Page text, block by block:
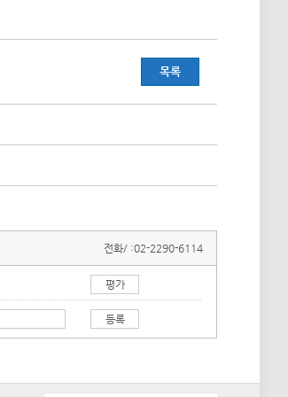
목록
전화/ :02-2290-6114